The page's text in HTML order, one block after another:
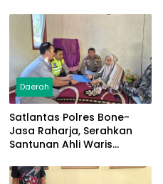
Manajemen
Daerah
Satlantas Polres Bone-
Jasa Raharja, Serahkan
Santunan Ahli Waris
Rp50 Juta